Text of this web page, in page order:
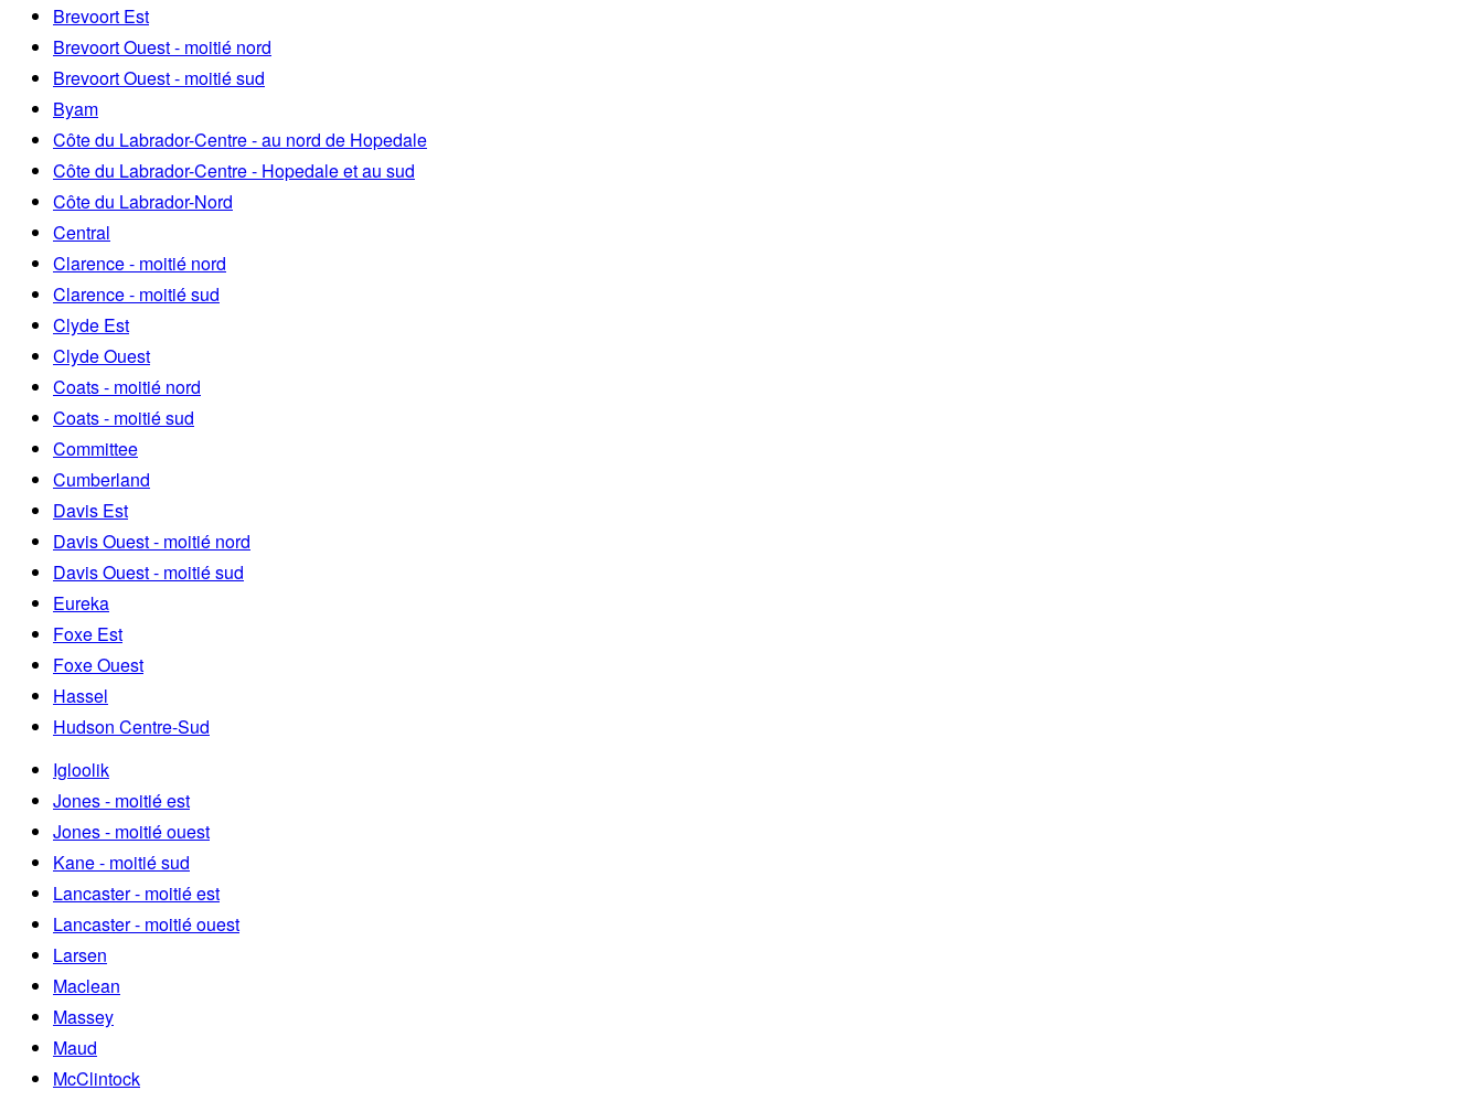
Brevoort Est
Brevoort Ouest - moitié nord
Brevoort Ouest - moitié sud
Byam
Côte du Labrador-Centre - au nord de Hopedale
Côte du Labrador-Centre - Hopedale et au sud
Côte du Labrador-Nord
Central
Clarence - moitié nord
Clarence - moitié sud
Clyde Est
Clyde Ouest
Coats - moitié nord
Coats - moitié sud
Committee
Cumberland
Davis Est
Davis Ouest - moitié nord
Davis Ouest - moitié sud
Eureka
Foxe Est
Foxe Ouest
Hassel
Hudson Centre-Sud
Igloolik
Jones - moitié est
Jones - moitié ouest
Kane - moitié sud
Lancaster - moitié est
Lancaster - moitié ouest
Larsen
Maclean
Massey
Maud
McClintock